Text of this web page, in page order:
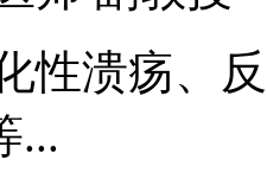
性溃疡、
...